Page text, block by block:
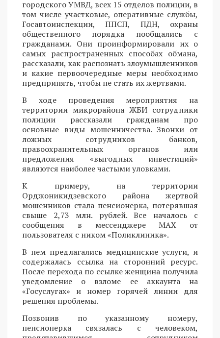
городского УМВД, всех 15 отделов полиции, в
том числе участковые, оперативные службы,
Госавтоинспекции, ППСП, ПДН, охраны
общественного порядка пообщались с
гражданами. Они проинформировали их о
самых распространенных способах обмана,
рассказали, как распознать злоумышленников
и какие первоочередные меры необходимо
предпринять, чтобы не стать их жертвами.
В ходе проведения мероприятия на
территории микрорайона ЖБИ сотрудники
полиции рассказали гражданам про
основные виды мошенничества. Звонки от
ложных сотрудников банков,
правоохранительных органов или
предложения «выгодных инвестиций»
являются наиболее частыми уловками.
К примеру, на территории
Орджоникидзевского района жертвой
мошенников стала пенсионерка, потерявшая
свыше 2,73 млн. рублей. Все началось с
сообщения в мессенджере MAX от
пользователя с ником «Поликлиника».
В нем предлагались медицинские услуги, и
содержалась ссылка на сторонний ресурс.
После перехода по ссылке женщина получила
уведомление о взломе ее аккаунта на
«Госуслугах» и номер горячей линии для
решения проблемы.
Позвонив по указанному номеру,
пенсионерка связалась с человеком,